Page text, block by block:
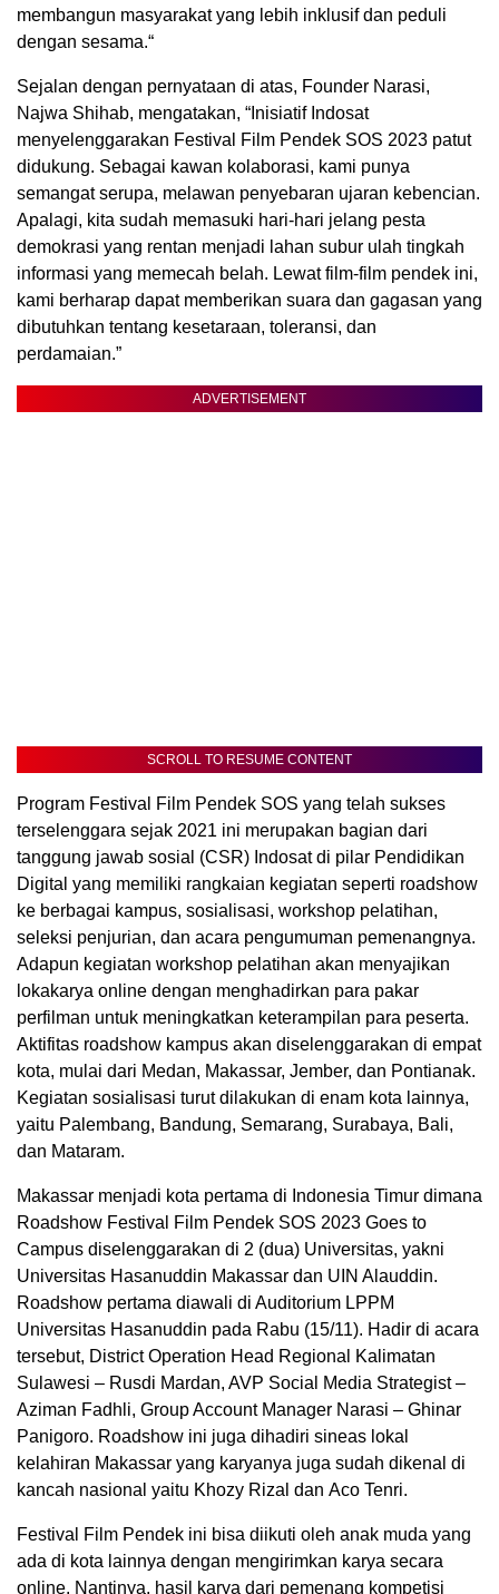
membangun masyarakat yang lebih inklusif dan peduli
dengan sesama.“
Sejalan dengan pernyataan di atas, Founder Narasi,
Najwa Shihab, mengatakan, “Inisiatif Indosat
menyelenggarakan Festival Film Pendek SOS 2023 patut
didukung. Sebagai kawan kolaborasi, kami punya
semangat serupa, melawan penyebaran ujaran kebencian.
Apalagi, kita sudah memasuki hari-hari jelang pesta
demokrasi yang rentan menjadi lahan subur ulah tingkah
informasi yang memecah belah. Lewat film-film pendek ini,
kami berharap dapat memberikan suara dan gagasan yang
dibutuhkan tentang kesetaraan, toleransi, dan
perdamaian.”
ADVERTISEMENT
SCROLL TO RESUME CONTENT
Program Festival Film Pendek SOS yang telah sukses
terselenggara sejak 2021 ini merupakan bagian dari
tanggung jawab sosial (CSR) Indosat di pilar Pendidikan
Digital yang memiliki rangkaian kegiatan seperti roadshow
ke berbagai kampus, sosialisasi, workshop pelatihan,
seleksi penjurian, dan acara pengumuman pemenangnya.
Adapun kegiatan workshop pelatihan akan menyajikan
lokakarya online dengan menghadirkan para pakar
perfilman untuk meningkatkan keterampilan para peserta.
Aktifitas roadshow kampus akan diselenggarakan di empat
kota, mulai dari Medan, Makassar, Jember, dan Pontianak.
Kegiatan sosialisasi turut dilakukan di enam kota lainnya,
yaitu Palembang, Bandung, Semarang, Surabaya, Bali,
dan Mataram.
Makassar menjadi kota pertama di Indonesia Timur dimana
Roadshow Festival Film Pendek SOS 2023 Goes to
Campus diselenggarakan di 2 (dua) Universitas, yakni
Universitas Hasanuddin Makassar dan UIN Alauddin.
Roadshow pertama diawali di Auditorium LPPM
Universitas Hasanuddin pada Rabu (15/11). Hadir di acara
tersebut, District Operation Head Regional Kalimatan
Sulawesi – Rusdi Mardan, AVP Social Media Strategist –
Aziman Fadhli, Group Account Manager Narasi – Ghinar
Panigoro. Roadshow ini juga dihadiri sineas lokal
kelahiran Makassar yang karyanya juga sudah dikenal di
kancah nasional yaitu Khozy Rizal dan Aco Tenri.
Festival Film Pendek ini bisa diikuti oleh anak muda yang
ada di kota lainnya dengan mengirimkan karya secara
online. Nantinya, hasil karya dari pemenang kompetisi